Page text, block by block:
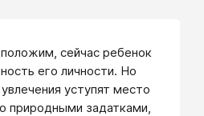
сейчас ребенок
его личности. Но
уступят место
природными задатками,